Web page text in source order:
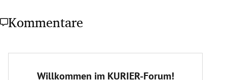
Kommentare